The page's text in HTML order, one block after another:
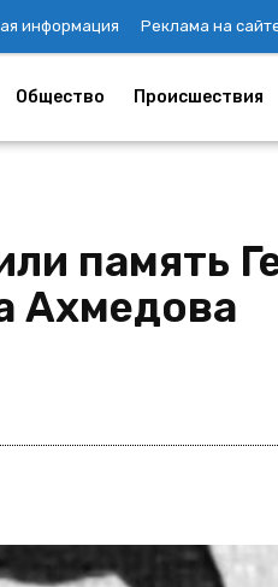
информация Реклама на
Общество Происшествия
память
Ахмедова